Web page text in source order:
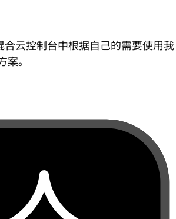
合云控制台中根据自己的需要使用我
。